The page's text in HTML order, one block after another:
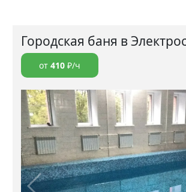
Городская баня в
от 410 ₽/ч